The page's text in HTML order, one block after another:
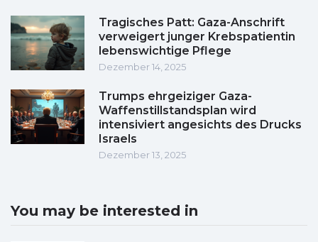
Tragisches Patt: Gaza-Anschrift
verweigert junger Krebspatientin
lebenswichtige Pflege
Dezember 14, 2025
Trumps ehrgeiziger Gaza-
Waffenstillstandsplan wird
intensiviert angesichts des Drucks
Israels
Dezember 13, 2025
You may be interested in